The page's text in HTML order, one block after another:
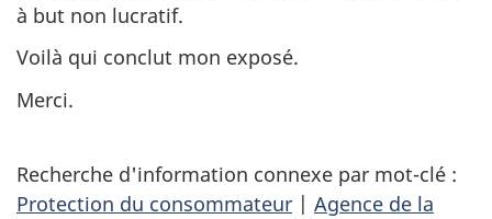
à but non lucratif.
Voilà qui conclut mon exposé.
Merci.
Recherche d'information connexe par mot-clé :
Protection du consommateur | Agence de la